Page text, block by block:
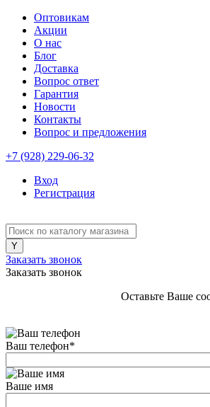
Оптовикам
Акции
О нас
Блог
Доставка
Вопрос ответ
Гарантия
Новости
Контакты
Вопрос и предложения
+7 (928) 229-06-32
Вход
Регистрация
Заказать звонок
Заказать звонок
Оставьте Ваше
Ваш телефон*
Ваше имя